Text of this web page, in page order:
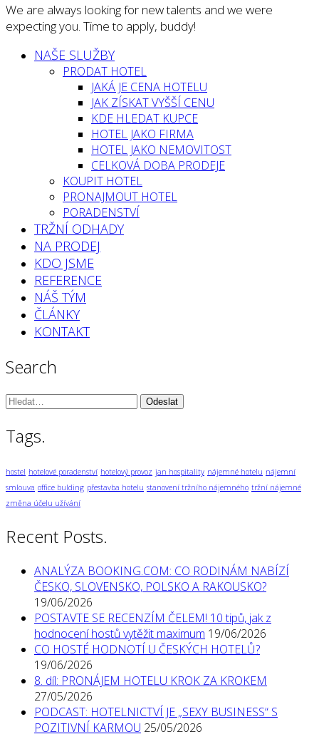
We are always looking for new talents and we were
expecting you. Time to apply, buddy!
NAŠE SLUŽBY
PRODAT HOTEL
JAKÁ JE CENA HOTELU
JAK ZÍSKAT VYŠŠÍ CENU
KDE HLEDAT KUPCE
HOTEL JAKO FIRMA
HOTEL JAKO NEMOVITOST
CELKOVÁ DOBA PRODEJE
KOUPIT HOTEL
PRONAJMOUT HOTEL
PORADENSTVÍ
TRŽNÍ ODHADY
NA PRODEJ
KDO JSME
REFERENCE
NÁŠ TÝM
ČLÁNKY
KONTAKT
Search
Vyhledávání:
Tags.
hostel hotelové poradenství hotelový provoz jan hospitality nájemné hotelu nájemní
smlouva office bulding přestavba hotelu stanovení tržního nájemného tržní nájemné
změna účelu užívání
Recent Posts.
ANALÝZA BOOKING.COM: CO RODINÁM NABÍZÍ
ČESKO, SLOVENSKO, POLSKO A RAKOUSKO?
19/06/2026
POSTAVTE SE RECENZÍM ČELEM! 10 tipů, jak z
hodnocení hostů vytěžit maximum 19/06/2026
CO HOSTÉ HODNOTÍ U ČESKÝCH HOTELŮ?
19/06/2026
8. díl: PRONÁJEM HOTELU KROK ZA KROKEM
27/05/2026
PODCAST: HOTELNICTVÍ JE „SEXY BUSINESS“ S
POZITIVNÍ KARMOU 25/05/2026